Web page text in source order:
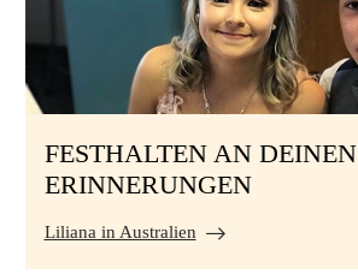
FESTHALTEN AN DEINEN
ERINNERUNGEN
Liliana in Australien